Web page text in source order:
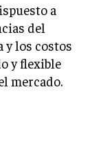
a
del
y los costos
y flexible
mercado.